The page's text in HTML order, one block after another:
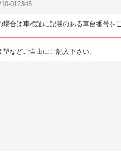
場合は車検証に記載のある車台番号を
望などご自由にご記入下さい。